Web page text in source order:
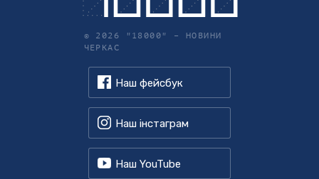
© 2026 "18000" – НОВИНИ
ЧЕРКАС
Наш фейсбук
Наш інстаграм
Наш YouTube